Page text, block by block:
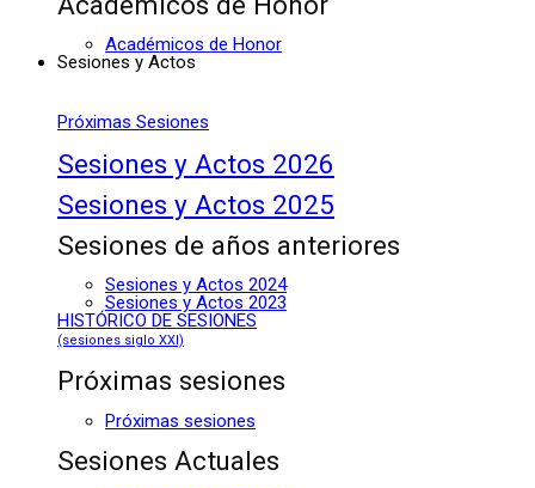
Académicos de Honor
Sesiones y Actos
Próximas Sesiones
Sesiones y Actos 2026
Sesiones y Actos 2025
Sesiones de años anteriores
Sesiones y Actos 2024
Sesiones y Actos 2023
HISTÓRICO DE SESIONES
(sesiones siglo XXI)
Próximas sesiones
Próximas sesiones
Sesiones Actuales